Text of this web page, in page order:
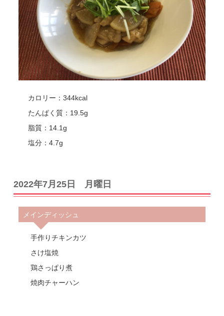
カロリー：344kcal
たんぱく質：19.5g
脂質：14.1g
塩分：4.7g
2022年7月25日 月曜日
メインディッシュ
手作りチキンカツ
さけ塩焼
鶏さっぱり煮
焼肉チャーハン